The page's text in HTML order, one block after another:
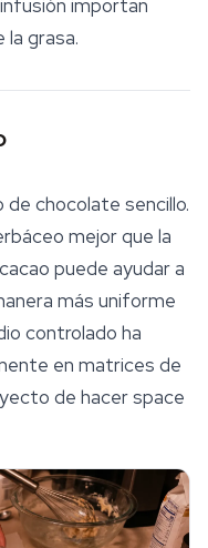
importan
grasa.
de chocolate sencillo.
mejor que la
puede ayudar a
más uniforme
controlado ha
en matrices de
de hacer space